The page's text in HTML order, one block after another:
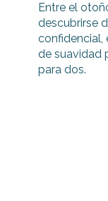
Entre el
descubrirse
confidencial,
de suavidad
para dos.